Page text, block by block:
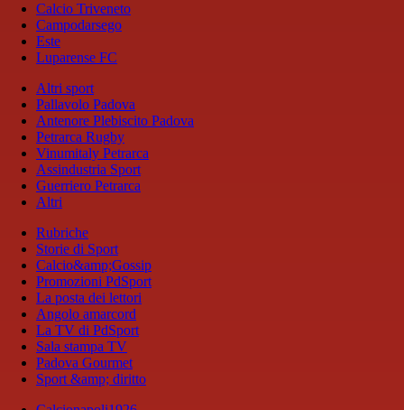
Calcio Triveneto
Campodarsego
Este
Luparense FC
Altri sport
Pallavolo Padova
Antenore Plebiscito Padova
Petrarca Rugby
Vinumitaly Petrarca
Assindustria Sport
Guerriero Petrarca
Altri
Rubriche
Storie di Sport
Calcio&amp;Gossip
Promozioni PdSport
La posta dei lettori
Angolo amarcord
La TV di PdSport
Sala stampa TV
Padova Gourmet
Sport &amp; diritto